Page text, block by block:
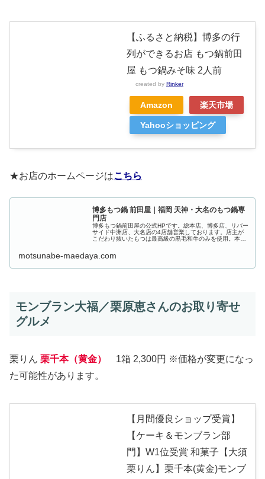
【ふるさと納税】博多の行
列ができるお店 もつ鍋前田
屋 もつ鍋みそ味 2人前
created by Rinker
Amazon 楽天市場
Yahooショッピング
★お店のホームページはこちら
博多もつ鍋 前田屋｜福岡 天神・大名のもつ鍋専
門店
博多もつ鍋前田屋の公式HPです。総本店、博多店、リバー
サイド中洲店、大名店の4店舗営業しております。店主が
こだわり抜いたもつは最高級の黒毛和牛のみを使用。本場
motsunabe-maedaya.com
モンブラン大福／栗原恵さんのお取り寄せ
グルメ
栗りん 栗千本（黄金）
1箱 2,300円 ※価格が変更になっ
た可能性があります。
【月間優良ショップ受賞】
【ケーキ＆モンブラン部
門】W1位受賞 和菓子【大須
栗りん】栗千本(黄金)モンブ